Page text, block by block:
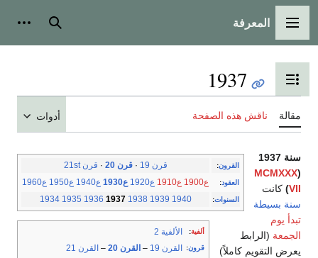
القائمة الرئيسية
المعرفة بحث
تبديل عرض جدول المحتويات
1937
مقالة ناقش هذه الصفحة أدوات
القرون: قرن 19 ·قرن 20 · قرن 21st
العقود: ع1900 ع1910 ع1920 ع1930 ع1940 ع1950 ع1960
السنوات:
1934 1935 1936 1937 1938 1939 1940
ألفية: الألفية 2
قرون: القرن 19 – القرن 20 – القرن 21
سنة 1937
(
MCMXXX
VII
) كانت
سنة بسيطة
تبدأ يوم
الجمعة (الرابط
يعرض التقويم كاملاً)